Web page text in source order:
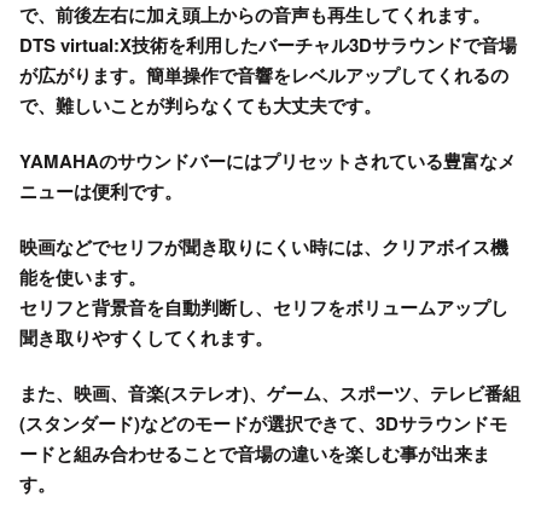
で、前後左右に加え頭上からの音声も再生してくれます。
DTS virtual:X技術を利用したバーチャル3Dサラウンドで音場
が広がります。簡単操作で音響をレベルアップしてくれるの
で、 難しいことが判らなくても大丈夫です。
YAMAHAのサウンドバーにはプリセットされている豊富なメ
ニューは便利です。
映画などでセリフが聞き取りにくい時には、 クリアボイス機
能を使います。
セリフと背景音を自動判断し、セリフをボリュームアップし
聞き取りやすくしてくれます。
また、映画、音楽(ステレオ)、ゲーム、スポーツ、テレビ番組
(スタンダード)などのモードが選択できて、3Dサラウンドモ
ードと組み合わせることで音場の違いを楽しむ事が出来ま
す。